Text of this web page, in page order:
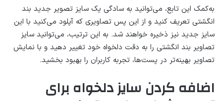
به‌کمک این تابع، می‌توانید به سادگی یک سایز تصویر جدید بند
انگشتی تعریف کنید و از این پس تصاویری که آپلود می‌کنید با این
سایز جدید نیز ذخیره خواهند شد. به این ترتیب، می‌توانید سایز
تصاویر بند انگشتی را به دقت دلخواه خود تغییر دهید و با نمایش
تصاویر بهینه‌تر در پست‌ها، تجربه کاربران را بهبود بخشید.
اضافه کردن سایز دلخواه برای